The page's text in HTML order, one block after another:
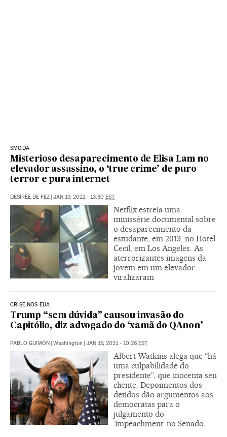
SMODA
Misterioso desaparecimento de Elisa Lam no
elevador assassino, o ‘true crime’ de puro
terror e pura internet
DESIRÉE DE FEZ | JAN 19, 2021 - 13:30 EST
Netflix estreia uma
minissérie documental sobre
o desaparecimento da
estudante, em 2013, no Hotel
Cecil, em Los Angeles. As
aterrorizantes imagens da
jovem em um elevador
viralizaram
CRISE NOS EUA
Trump “sem dúvida” causou invasão do
Capitólio, diz advogado do ‘xamã do QAnon’
PABLO GUIMÓN | Washington | JAN 19, 2021 - 10:26 EST
Albert Watkins alega que “há
uma culpabilidade do
presidente”, que inocenta seu
cliente. Depoimentos dos
detidos dão argumentos aos
democratas para o
julgamento do
‘impeachment’ no Senado